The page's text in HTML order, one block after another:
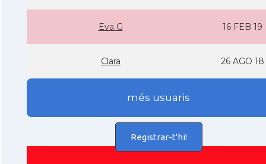
Eva G 16 FEB 19
Clara 26 AGO 18
més usuaris
Registrar-t'hi!